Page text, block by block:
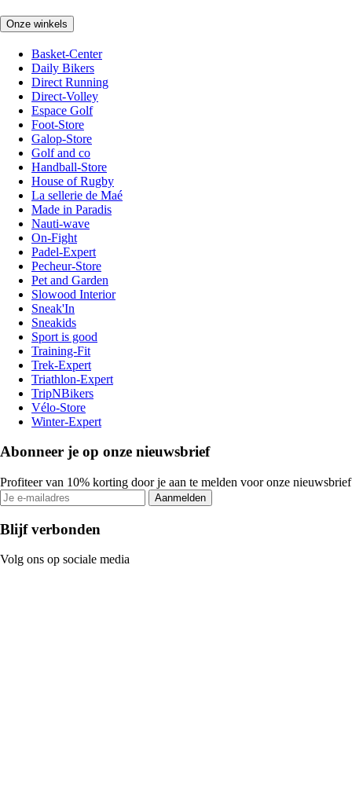
Onze winkels
Basket-Center
Daily Bikers
Direct Running
Direct-Volley
Espace Golf
Foot-Store
Galop-Store
Golf and co
Handball-Store
House of Rugby
La sellerie de Maé
Made in Paradis
Nauti-wave
On-Fight
Padel-Expert
Pecheur-Store
Pet and Garden
Slowood Interior
Sneak'In
Sneakids
Sport is good
Training-Fit
Trek-Expert
Triathlon-Expert
TripNBikers
Vélo-Store
Winter-Expert
Abonneer je op onze nieuwsbrief
Profiteer van 10% korting door je aan te melden voor onze nieuwsbrief
Aanmelden
Blijf verbonden
Volg ons op sociale media